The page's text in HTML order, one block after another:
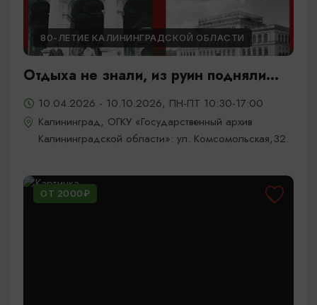
80-ЛЕТИЕ КАЛИНИНГРАДСКОЙ ОБЛАСТИ
Отдыха не знали, из руин подняли...
10.04.2026 - 10.10.2026, ПН-ПТ 10:30-17:00
Калининград, ОГКУ «Государственный архив
Калининградской области»: ул. Комсомольская,32.
ОТ 2000₽